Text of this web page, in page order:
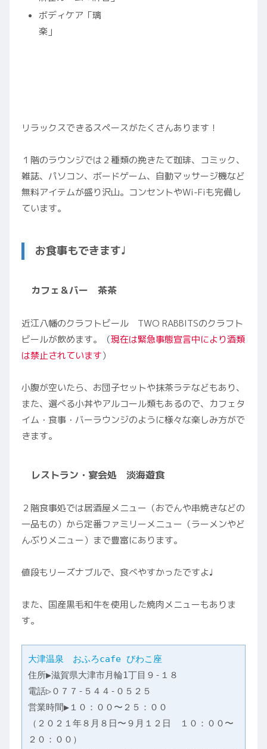
ボディケア「璃
楽」
リラックスできるスペースがたくさんあります！
１階のラウンジでは２種類の挽きたて珈琲、コミック、
雑誌、パソコン、ボードゲーム、自動マッサージ機など
無料アイテムが盛り沢山。コンセントやWi-Fiも完備し
ています。
お食事もできます♩
カフェ＆バー 茶茶
近江八幡のクラフトビール TWO RABBITSのクラフト
ビールが飲めます。（現在は緊急事態宣言中により酒類
は禁止されています）
小腹が空いたら、お団子セットや抹茶ラテなどもあり、
また、選べる小丼やアルコール類もあるので、カフェタ
イム・食事・バーラウンジのように様々な楽しみ方がで
きます。
レストラン・宴会処 淡海遊食
２階食事処では居酒屋メニュー（おでんや串焼きなどの
一品もの）から定番ファミリーメニュー（ラーメンやど
んぶりメニュー）まで豊富にあります。
値段もリーズナブルで、食べやすかったですよ♩
また、国産黒毛和牛を使用した焼肉メニューもありま
す。
大津温泉　おふろcafe びわこ座
住所▶︎滋賀県大津市月輪1丁目９-１８
電話▷０７７-５４４-０５２５
営業時間▶︎１０：００〜２５：００
（２０２１年８月８日〜９月１２日　１０：００〜
２０：００）